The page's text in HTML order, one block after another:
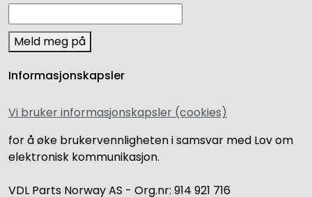
Meld meg på
Informasjonskapsler
Vi bruker informasjonskapsler (cookies)
for å øke brukervennligheten i samsvar med Lov om
elektronisk kommunikasjon.
VDL Parts Norway AS - Org.nr: 914 921 716